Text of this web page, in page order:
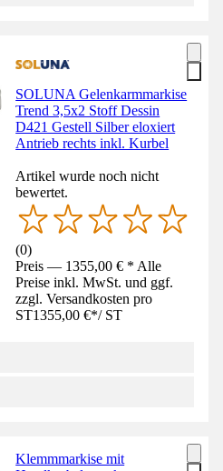
SOLUNA Gelenkarmmarkise
Trend 3,5x2 Stoff Dessin
D421 Gestell Silber eloxiert
Antrieb rechts inkl. Kurbel
Artikel wurde noch nicht
bewertet.
(0)
Preis — 1355,00 € * Alle
Preise inkl. MwSt. und ggf.
zzgl. Versandkosten pro
ST1355,00 €*/ ST
Klemmmarkise mit